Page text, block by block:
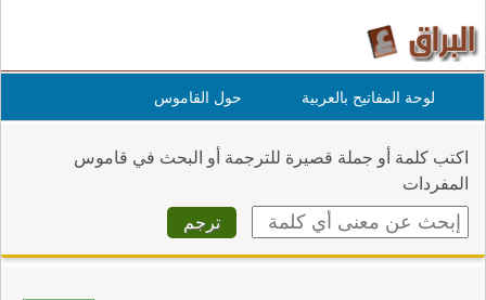
لوحة المفاتيح بالعربية حول القاموس
اكتب كلمة أو جملة قصيرة للترجمة أو البحث في قاموس
المفردات